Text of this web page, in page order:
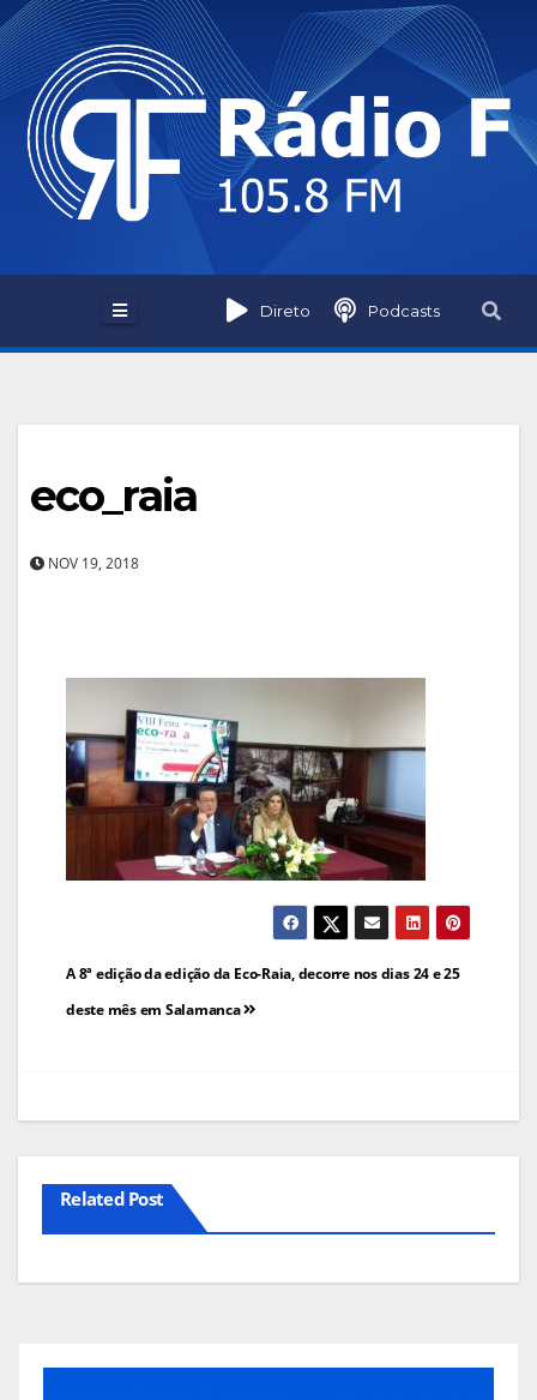
Skip
to
content
Direto Podcasts
eco_raia
NOV 19, 2018
Navegação
de
A 8ª edição da edição da Eco-Raia, decorre nos dias 24 e 25
deste mês em Salamanca
Related Post